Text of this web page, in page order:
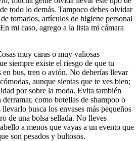
todo lo demás. Tampoco debes olvidar
tomarlos, artículos de higiene personal
mi caso, agrego a la lista mi cámara
muy caras o muy valiosas
siempre existe el riesgo de que tu
en bus, tren o avión. No deberías llevar
aunque sientas que te ves bien;
por sobre la moda. Evita también
derramar, como botellas de shampoo o
busca los envases más pequeños
de una bolsa sellada. No lleves
a menos que vayas a un evento que
son pesados y bultosos.